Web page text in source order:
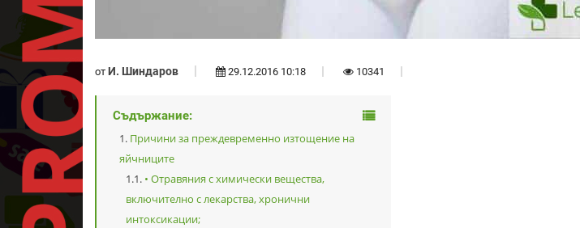
от И. Шиндаров 29.12.2016 10:18 10341
Съдържание:
Причини за преждевременно изтощение на
яйчниците
• Отравяния с химически вещества,
включително с лекарства, хронични
интоксикации;